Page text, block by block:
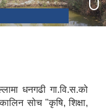
धनगढी गा.वि.स.को
सोच "कृषि, शिक्षा,